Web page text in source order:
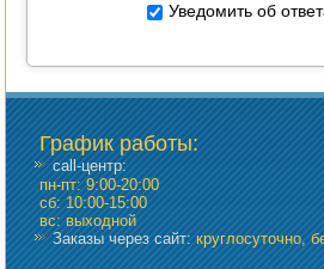
Уведомить об
График работы:
call-центр:
пн-пт: 9:00-20:00
сб: 10:00-15:00
вс: выходной
Заказы через сайт:круглосуточно,